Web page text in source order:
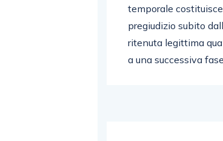
temporale
pregiudizio subito
ritenuta legittima
a una successiva